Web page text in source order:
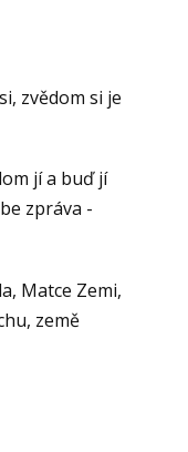
zvědom si je
jí a buď jí
zpráva -
Matce Zemi,
země